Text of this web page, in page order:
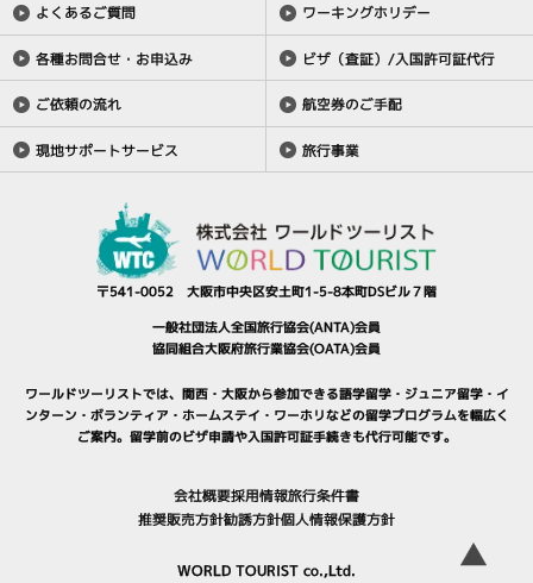
〒541-0052 大阪市中央区安土町1-5-8本町DSビル７階
一般社団法人全国旅行協会(ANTA)会員
協同組合大阪府旅行業協会(OATA)会員
ワールドツーリストでは、関西・大阪から参加できる語学留学・ ジュニア留学・ イ
ンターン・ボランティア ・ ホームステイ ・ ワーホリなどの留学プログラムを幅広く
ご案内。 留学前のビザ申請や入国許可証手続きも代行可能です。
よくあるご質問
各種お問合せ・お申込み
ご依頼の流れ
現地サポートサービス
ワーキングホリデー
ビザ（査証）/入国許可証代行
航空券のご手配
旅行事業
会社概要採用情報旅行条件書
推奨販売方針勧誘方針個人情報保護方針
WORLD TOURIST co.,Ltd. ▲